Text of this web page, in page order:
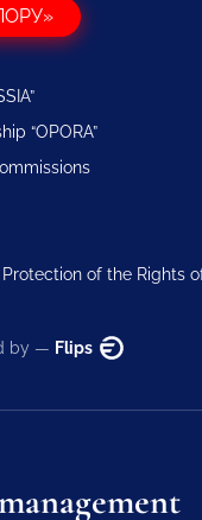
“OPORA”
of the Rights
by — Flips